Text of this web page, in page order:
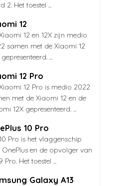
2. Het toestel ...
12
12 en 12X zijn medio
samen met de Xiaomi 12
...
12 Pro
12 Pro is medio 2022
met de Xiaomi 12 en de
12X gepresenteerd. ...
10 Pro
Pro is het vlaggenschip
OnePlus en de opvolger van
Pro. Het toestel ...
Galaxy A13